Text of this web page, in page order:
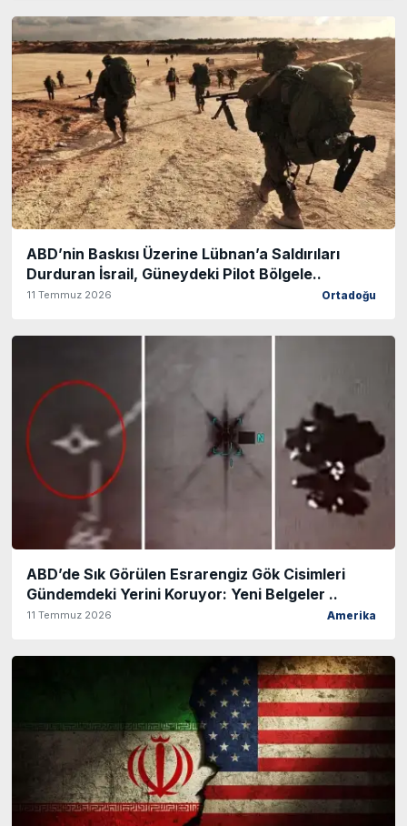
ABD’nin Baskısı Üzerine Lübnan’a Saldırıları
Durduran İsrail, Güneydeki Pilot Bölgele..
11 Temmuz 2026 Ortadoğu
ABD’de Sık Görülen Esrarengiz Gök Cisimleri
Gündemdeki Yerini Koruyor: Yeni Belgeler ..
11 Temmuz 2026 Amerika